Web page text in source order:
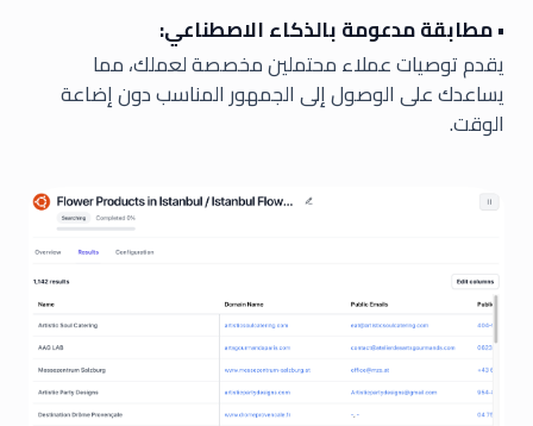
• مطابقة مدعومة بالذكاء الاصطناعي:
يقدم توصيات عملاء محتملين مخصصة لعملك، مما
يساعدك على الوصول إلى الجمهور المناسب دون إضاعة
الوقت.